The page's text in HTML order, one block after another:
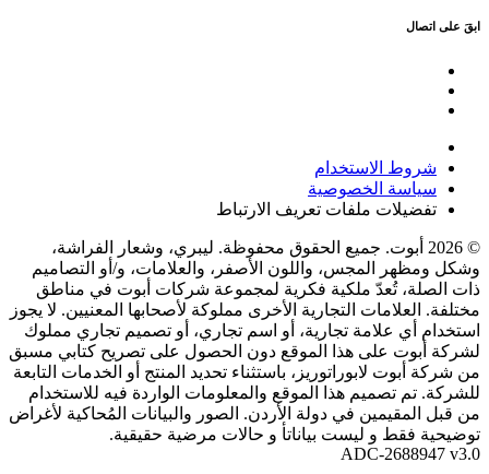
ابقَ على اتصال
شروط الاستخدام
سياسة الخصوصية
تفضيلات ملفات تعريف الارتباط
© 2026 أبوت. جميع الحقوق محفوظة. ليبري، وشعار الفراشة،
وشكل ومظهر المجس، واللون الأصفر، والعلامات، و/أو التصاميم
ذات الصلة، تُعدّ ملكية فكرية لمجموعة شركات أبوت في مناطق
مختلفة. العلامات التجارية الأخرى مملوكة لأصحابها المعنيين. لا يجوز
استخدام أي علامة تجارية، أو اسم تجاري، أو تصميم تجاري مملوك
لشركة أبوت على هذا الموقع دون الحصول على تصريح كتابي مسبق
من شركة أبوت لابوراتوريز، باستثناء تحديد المنتج أو الخدمات التابعة
للشركة. تم تصميم هذا الموقع والمعلومات الواردة فيه للاستخدام
من قبل المقيمين في دولة الأردن. الصور والبيانات المُحاكية لأغراض
توضيحية فقط و ليست بياناتأ و حالات مرضية حقيقية.
ADC-2688947 v3.0